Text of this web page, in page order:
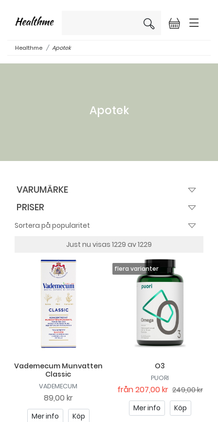
×
Healthme Apotek
Apotek
VARUMÄRKE
PRISER
Just nu visas 1229 av 1229
Vademecum Munvatten
Classic
VADEMECUM
89,00 kr
Mer info Köp
O3
PUORI
från207,00 kr 249,00 kr
Mer info
Köp